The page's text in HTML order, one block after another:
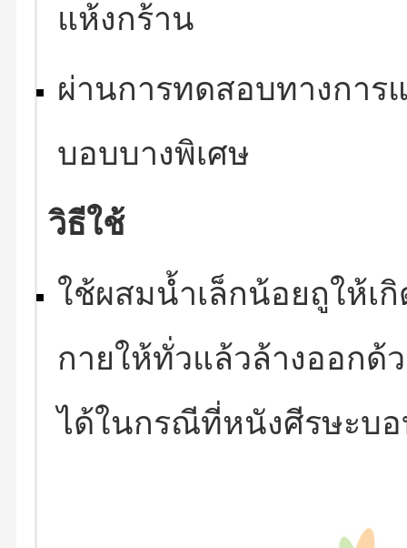
แห้งกร้าน
ผ่านการทดสอบทางกา
บอบบางพิเศษ
วิธีใช้
ใช้ผสมน้ำเล็กน้อยถูให้เ
กายให้ทั่วแล้วล้างออกด้
ได้ในกรณีที่หนังศีรษะบอ